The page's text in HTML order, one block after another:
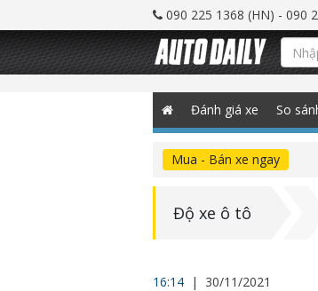
090 225 1368 (HN) - 090
Đánh giá xe So
Mua - Bán xe ngay
Độ xe ô tô
16:14 | 30/11/2021